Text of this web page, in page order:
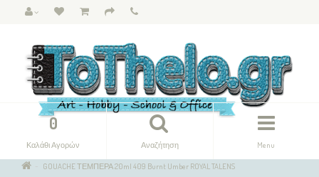
Menu
Αναζήτηση
0
Καλάθι Αγορών
GOUACHE ΤΕΜΠΕΡΑ 20ml 409 Burnt Umber ROYAL TALENS